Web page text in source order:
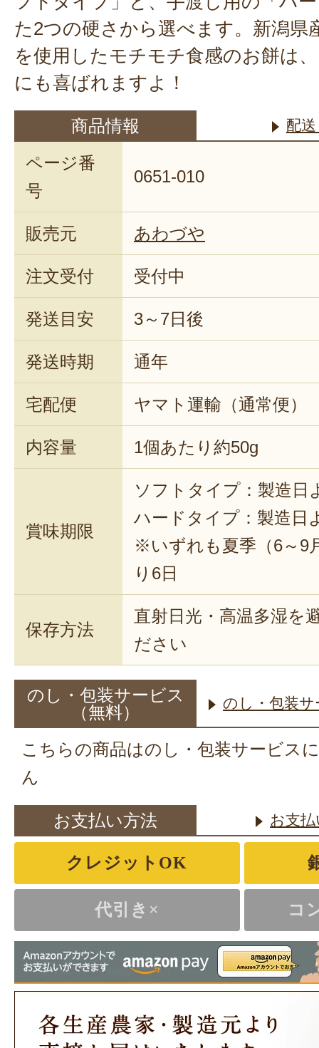
た2つの硬さから選べます。新潟県
を使用したモチモチ食感のお餅は
にも喜ばれますよ！
商品情報 配
ページ番
号
0651-010
販売元 あわづや
注文受付 受付中
発送目安 3～7日後
発送時期 通年
宅配便 ヤマト運輸（通常便）
内容量 1個あたり約50g
賞味期限
ソフトタイプ：製造日
ハードタイプ：製造日
※いずれも夏季（6～9
り6日
保存方法
直射日光・高温多湿を
ださい
のし・包装サービス
（無料）
のし・包装
こちらの商品はのし・包装サービス
ん
お支払い方法 お支
クレジットOK
代引き× コ